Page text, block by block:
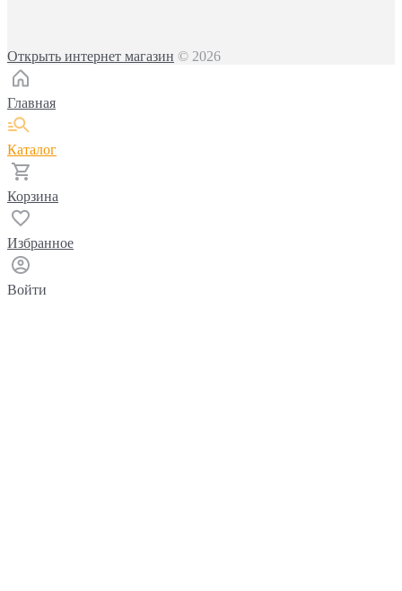
Открыть интернет магазин © 2026
Главная
Каталог
Корзина
Избранное
Войти